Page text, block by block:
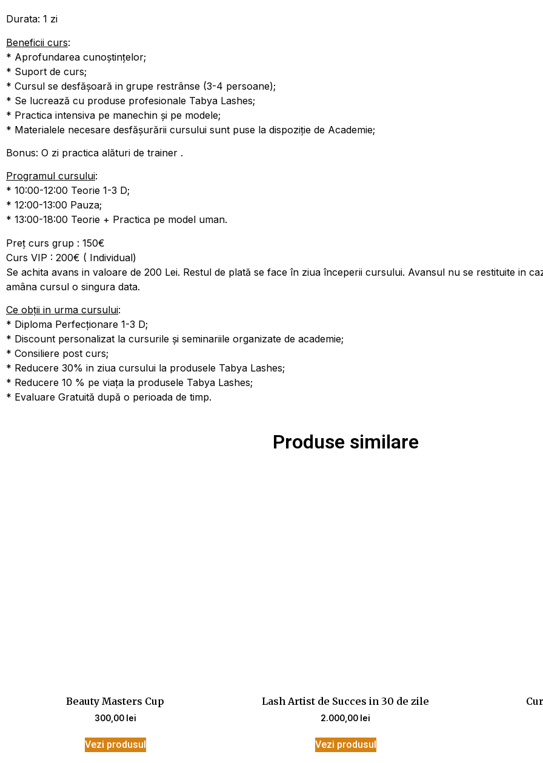
Durata: 1 zi
Beneficii curs:
* Aprofundarea cunoștințelor;
* Suport de curs;
* Cursul se desfășoară in grupe restrânse (3-4 persoane);
* Se lucrează cu produse profesionale Tabya Lashes;
* Practica intensiva pe manechin și pe modele;
* Materialele necesare desfășurării cursului sunt puse la dispoziție de Academie;
Bonus: O zi practica alături de trainer .
Programul cursului:
* 10:00-12:00 Teorie 1-3 D;
* 12:00-13:00 Pauza;
* 13:00-18:00 Teorie + Practica pe model uman.
Preț curs grup : 150€
Curs VIP : 200€ ( Individual)
Se achita avans in valoare de 200 Lei. Restul de plată se face în ziua începerii cursului. Avansul nu se restituite in
amâna cursul o singura data.
Ce obții in urma cursului:
* Diploma Perfecționare 1-3 D;
* Discount personalizat la cursurile și seminariile organizate de academie;
* Consiliere post curs;
* Reducere 30% in ziua cursului la produsele Tabya Lashes;
* Reducere 10 % pe viața la produsele Tabya Lashes;
* Evaluare Gratuită după o perioada de timp.
Produse similare
Beauty Masters Cup
300,00 lei
Vezi produsul
Lash Artist de Succes in 30 de zile
2.000,00 lei
Vezi produsul